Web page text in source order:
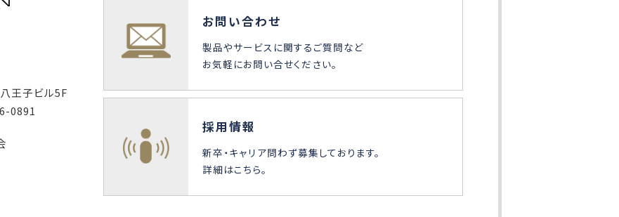
王子ビル5F
0891
お問い合わせ
製品やサービスに関するご質問など
お気軽にお問い合せください。
採用情報
新卒・キャリア問わず募集しております。
詳細はこちら。